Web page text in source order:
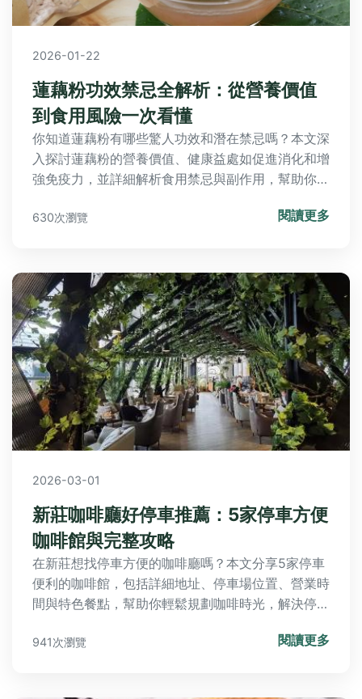
2026-01-22
蓮藕粉功效禁忌全解析：從營養價值
到食用風險一次看懂
你知道蓮藕粉有哪些驚人功效和潛在禁忌嗎？本文深
入探討蓮藕粉的營養價值、健康益處如促進消化和增
強免疫力，並詳細解析食用禁忌與副作用，幫助你安
都能找到實用指南。
630次瀏覽 閱讀更多
2026-03-01
新莊咖啡廳好停車推薦：5家停車方便
咖啡館與完整攻略
在新莊想找停車方便的咖啡廳嗎？本文分享5家停車
便利的咖啡館，包括詳細地址、停車場位置、營業時
間與特色餐點，幫助你輕鬆規劃咖啡時光，解決停車
941次瀏覽 閱讀更多